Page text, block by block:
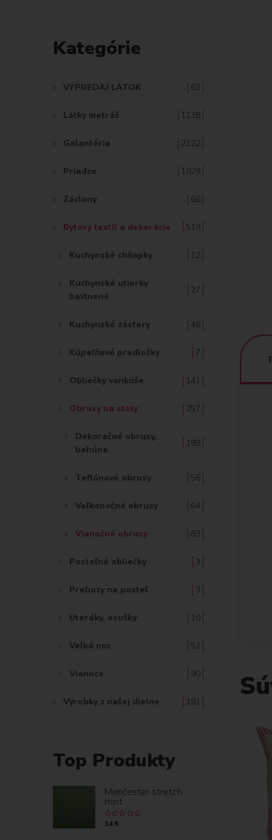
D
Ť
:
Kategórie
VÝPREDAJ LÁTOK 63
Látky metráž 1138
Galantéria 2122
Priadze 1029
Záclony 66
Bytový textil a dekorácie 519
Kuchynské chňapky 12
Kuchynské utierky
bavlnené
27
Kuchynské zástery 46
Kúpeľňové predložky 7
Obliečky vankúše 141
Obrusy na stoly 257
Dekoračné obrusy,
behúne
199
Teflónové obrusy 56
Veľkonočné obrusy 64
Vianočné obrusy 83
Posteľné obliečky 3
Prehozy na posteľ 3
Uteráky, osušky 10
Veľká noc 52
Vianoce 90
Výrobky z našej dielne 191
Top Produkty
Menčester stretch
mint
14 €